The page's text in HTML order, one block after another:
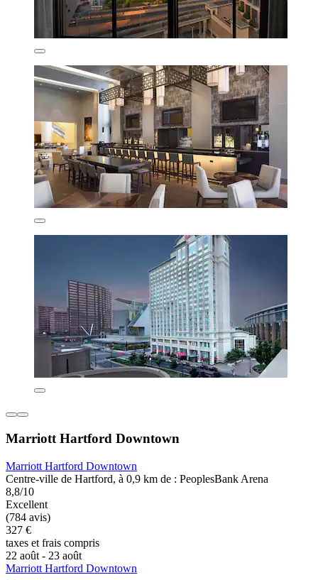
Marriott Hartford Downtown
Marriott Hartford Downtown
Centre-ville de Hartford, à 0,9 km de : PeoplesBank Arena
8,8/10
Excellent
(784 avis)
327 €
taxes et frais compris
22 août - 23 août
Marriott Hartford Downtown